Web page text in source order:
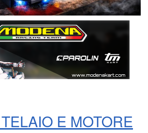
E MOTORE